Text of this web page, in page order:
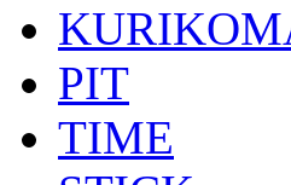
PIT
TIME